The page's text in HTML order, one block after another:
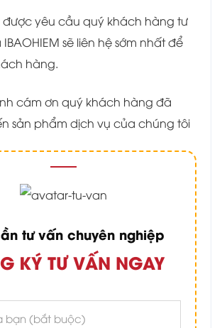
được yêu cầu quý khách hàng tư
sẽ liên hệ sớm nhất để
hàng.
cám ơn quý khách hàng đã
sản phẩm dịch vụ của chúng tôi
tư vấn chuyên nghiệp
KÝ TƯ VẤN NGAY